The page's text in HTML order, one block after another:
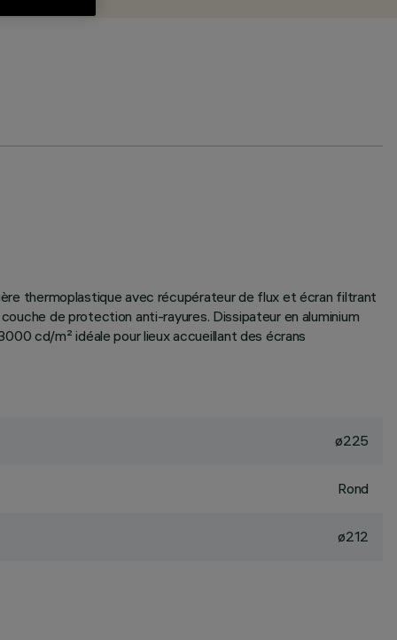
thermoplastique avec récupérateur de flux et écran filtrant
de protection anti-rayures. Dissipateur en aluminium
cd/m² idéale pour lieux accueillant des écrans
ø225
Rond
ø212